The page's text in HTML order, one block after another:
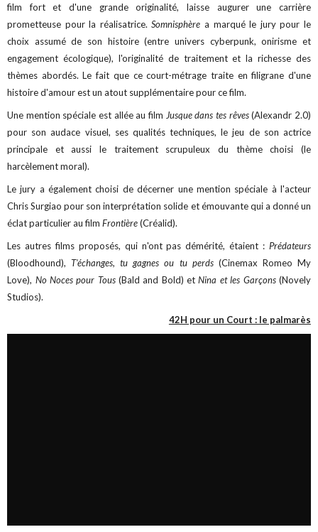
film fort et d'une grande originalité, laisse augurer une carrière
prometteuse pour la réalisatrice.Somnisphère a marqué le jury pour le
choix assumé de son histoire (entre univers cyberpunk, onirisme et
engagement écologique), l'originalité de traitement et la richesse des
thèmes abordés. Le fait que ce court-métrage traite en filigrane d'une
histoire d'amour est un atout supplémentaire pour ce film.
Une mention spéciale est allée au film Jusque dans tes rêves(Alexandr 2.0)
pour son audace visuel, ses qualités techniques, le jeu de son actrice
principale et aussi le traitement scrupuleux du thème choisi (le
harcèlement moral).
Le jury a également choisi de décerner une mention spéciale à l'acteur
Chris Surgiao pour son interprétation solide et émouvante qui a donné un
éclat particulier au filmFrontière(Créalid).
Les autres films proposés, qui n'ont pas démérité, étaient : Prédateurs
(Bloodhound),T'échanges, tu gagnes ou tu perds(Cinemax Romeo My
Love), No Noces pour Tous(Bald and Bold) etNina et les Garçons(Novely
Studios).
42H pour un Court : le palmarès